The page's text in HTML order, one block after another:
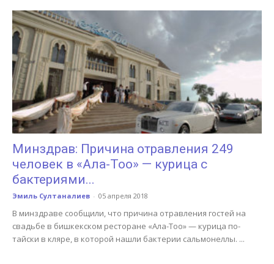
Минздрав: Причина отравления 249
человек в «Ала-Тоо» — курица с
бактериями...
Эмиль Султаналиев - 05 апреля 2018
В минздраве сообщили, что причина отравления гостей на
свадьбе в бишкекском ресторане «Ала-Тоо» — курица по-
тайски в кляре, в которой нашли бактерии сальмонеллы. ...